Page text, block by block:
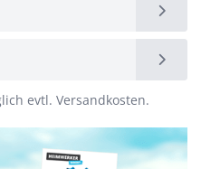
evtl. Versandkosten.